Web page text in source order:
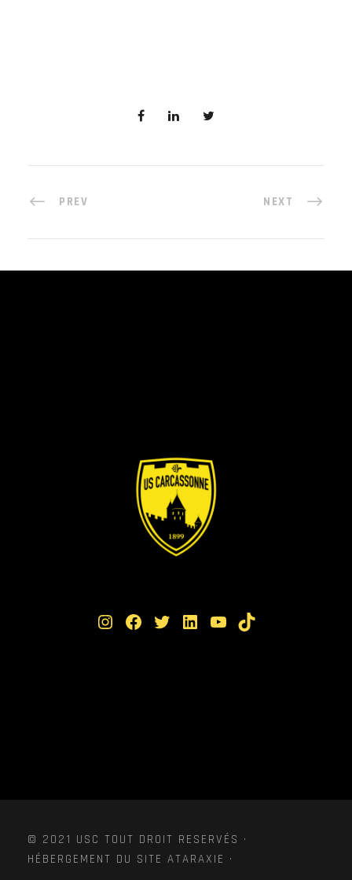
PREV NEXT
Instagram Facebook Twitter LinkedIn YouTube TikTok
© 2021 USC TOUT DROIT RESERVÉS ·
HÉBERGEMENT DU SITE ATARAXIE ·